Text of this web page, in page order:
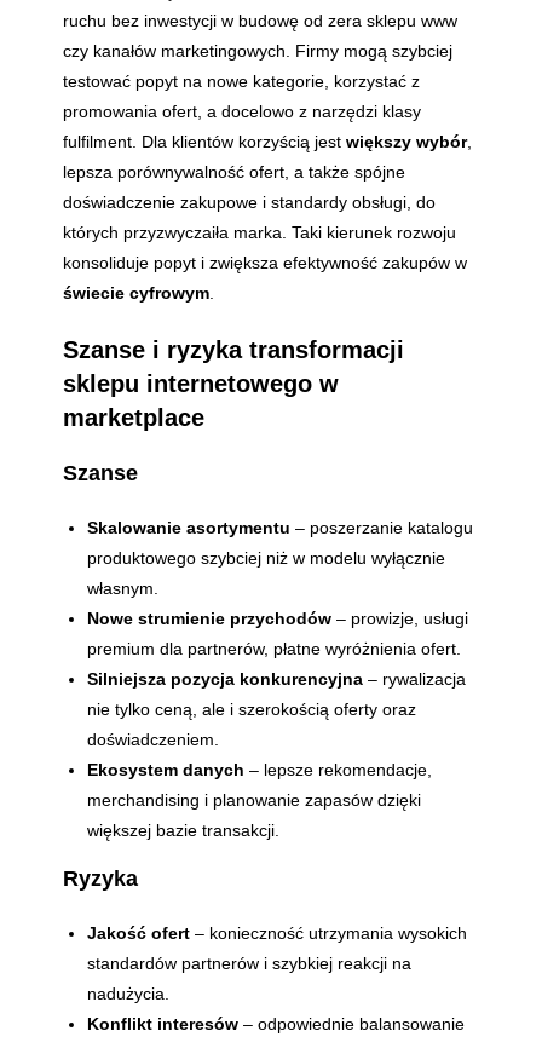
ruchu bez inwestycji w budowę od zera sklepu www
czy kanałów marketingowych. Firmy mogą szybciej
testować popyt na nowe kategorie, korzystać z
promowania ofert, a docelowo z narzędzi klasy
fulfilment. Dla klientów korzyścią jestwiększy wybór,
lepsza porównywalność ofert, a także spójne
doświadczenie zakupowe i standardy obsługi, do
których przyzwyczaiła marka. Taki kierunek rozwoju
konsoliduje popyt i zwiększa efektywność zakupów w
świecie cyfrowym
Szanse i ryzyka transformacji
sklepu internetowego w
marketplace
Szanse
Skalowanie asortymentu – poszerzanie katalogu
produktowego szybciej niż w modelu wyłącznie
własnym.
Nowe strumienie przychodów – prowizje, usługi
premium dla partnerów, płatne wyróżnienia ofert.
Silniejsza pozycja konkurencyjna – rywalizacja
nie tylko ceną, ale i szerokością oferty oraz
doświadczeniem.
Ekosystem danych – lepsze rekomendacje,
merchandising i planowanie zapasów dzięki
większej bazie transakcji.
Ryzyka
Jakość ofert – konieczność utrzymania wysokich
standardów partnerów i szybkiej reakcji na
nadużycia.
Konflikt interesów – odpowiednie balansowanie